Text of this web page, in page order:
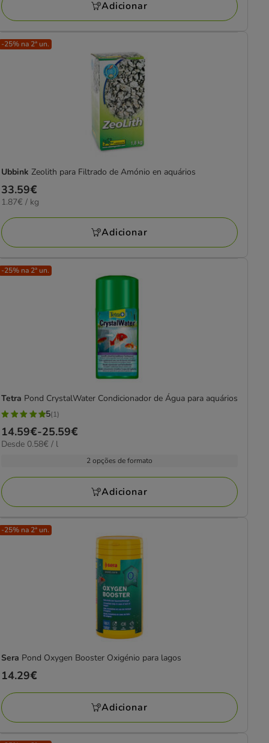
Adicionar
-25% na 2ª un.
Ubbink Zeolith para Filtrado de Amónio en aquários
Preço
33.59€
33.59€
1.87€
kg
1.87€ / kg
Adicionar
-25% na 2ª un.
Tetra Pond CrystalWater Condicionador de Água para aquários
5
estrelas
com
avaliações
5(1)
Preço
de
25.59€
14.59€-25.59€
0.58€
Desde 0.58€ / l
2 opções de formato
Adicionar
-25% na 2ª un.
Sera Pond Oxygen Booster Oxigénio para lagos
Preço
14.29€
14.29€
Adicionar